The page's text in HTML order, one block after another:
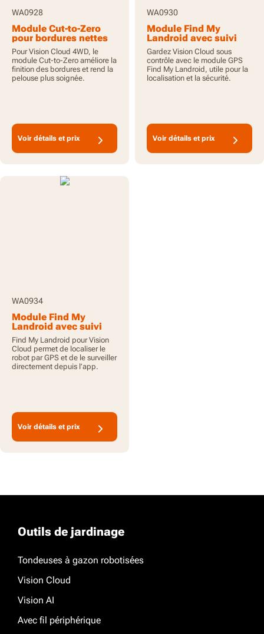
WA0928
Module Cut-to-Zero
pour bordures nettes
Vision Cloud 4WD
Pour Vision Cloud 4WD, le
module Cut-to-Zero améliore la
finition des bordures et rend la
pelouse plus soignée.
Voir détails et prix
WA0930
Module Find My
Landroid avec suivi
GPS pour Vision Cloud
Gardez Vision Cloud sous
contrôle avec le module GPS
Find My Landroid, utile pour la
localisation et la sécurité.
Voir détails et prix
WA0934
Module Find My
Landroid avec suivi
GPS pour Vision Cloud
Find My Landroid pour Vision
Cloud permet de localiser le
robot par GPS et de le surveiller
directement depuis l’app.
Voir détails et prix
Outils de jardinage
Tondeuses à gazon robotisées
Vision Cloud
Vision AI
Avec fil périphérique